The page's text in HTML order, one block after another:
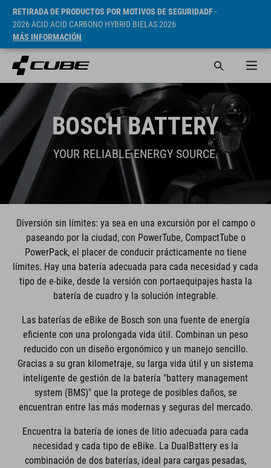
RETIRADA DE PRODUCTOS POR MOTIVOS DE SEGURIDADF-
2026 ACID ACID CARBONO HYBRID BIELAS 2026
MÁS INFORMACIÓN
BOSCH BATTERY
YOUR RELIABLE ENERGY SOURCE.
Diversión sin límites: ya sea en una excursión por el campo o
paseando por la ciudad, con PowerTube, CompactTube o
PowerPack, el placer de conducir prácticamente no tiene
límites. Hay una batería adecuada para cada necesidad y cada
tipo de e-bike, desde la versión con portaequipajes hasta la
batería de cuadro y la solución integrable.
Las baterías de eBike de Bosch son una fuente de energía
eficiente con una prolongada vida útil. Combinan un peso
reducido con un diseño ergonómico y un manejo sencillo.
Gracias a su gran kilometraje, su larga vida útil y un sistema
inteligente de gestión de la batería "battery management
system (BMS)" que la protege de posibles daños, se
encuentran entre las más modernas y seguras del mercado.
Encuentra la batería de iones de litio adecuada para cada
necesidad y cada tipo de eBike. La DualBattery es la
combinación de dos baterías, ideal para cargas pesadas,